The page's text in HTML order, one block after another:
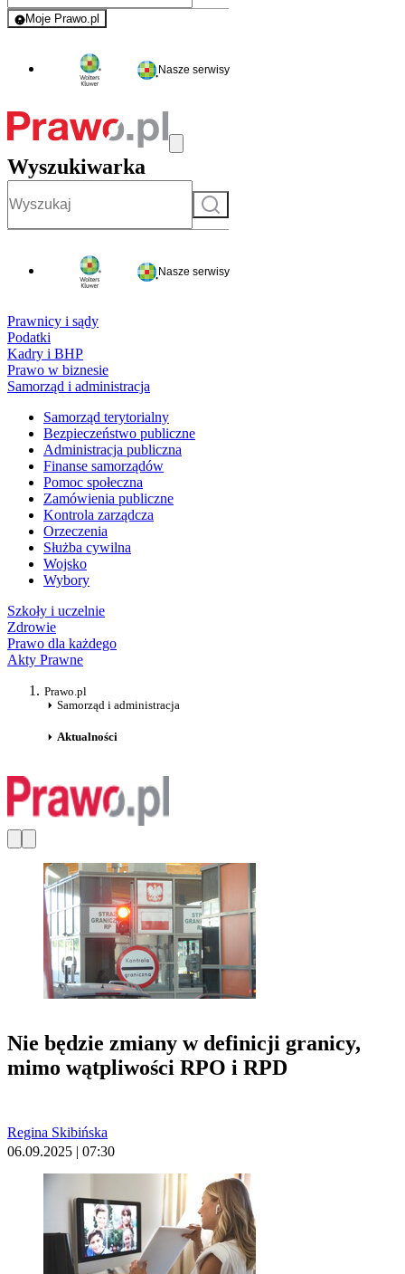
Moje Prawo.pl
- rejestracja i logowanie do serwisu
Nasze serwisy
Wyszukiwarka
Szukaj
Nasze serwisy
Prawnicy i sądy
Podatki
Kadry i BHP
Prawo w biznesie
Samorząd i administracja
Samorząd terytorialny
Bezpieczeństwo publiczne
Administracja publiczna
Finanse samorządów
Pomoc społeczna
Zamówienia publiczne
Kontrola zarządcza
Orzeczenia
Służba cywilna
Wojsko
Wybory
Szkoły i uczelnie
Zdrowie
Prawo dla każdego
Akty Prawne
Prawo.pl
Samorząd i administracja
Aktualności
Nie będzie zmiany w definicji granicy,
mimo wątpliwości RPO i RPD
Regina Skibińska
06.09.2025 | 07:30